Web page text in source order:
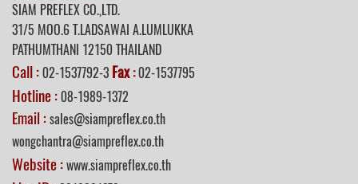
SIAM PREFLEX CO.,LTD.
31/5 MOO.6 T.LADSAWAI A.LUMLUKKA
PATHUMTHANI 12150 THAILAND
Call :02-1537792-3 Fax:02-1537795
Hotline :08-1989-1372
Email : sales@siampreflex.co.th
wongchantra@siampreflex.co.th
Website :www.siampreflex.co.th